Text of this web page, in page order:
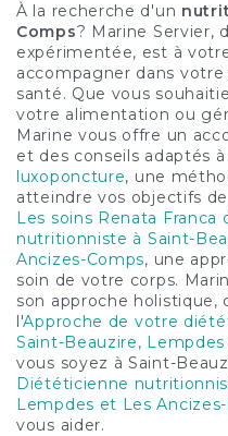
À la recherche d'un
Comps? Marine Servier,
expérimentée, est à
accompagner dans
santé. Que vous
votre alimentation ou
Marine vous offre un
et des conseils adaptés
luxoponcture, une
atteindre vos objectifs
Les soins Renata
nutritionniste à Saint-
Ancizes-Comps, une
soin de votre corps.
son approche holistique,
l'Approche de votre
Saint-Beauzire,
vous soyez à Saint-
Diététicienne
Lempdes et Les
vous aider.